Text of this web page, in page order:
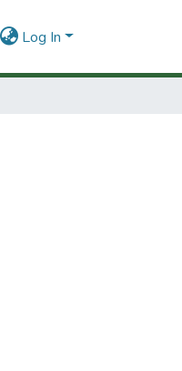
Log In